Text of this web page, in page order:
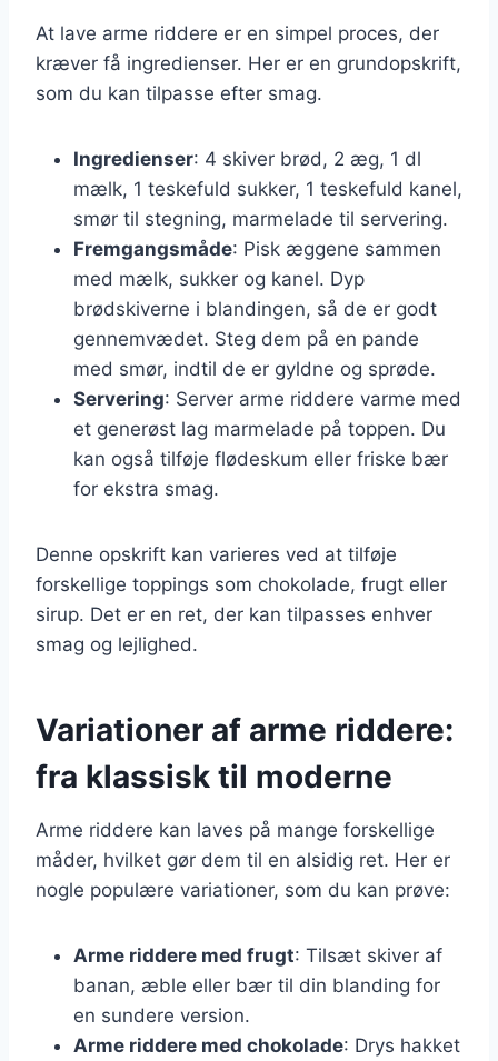
At lave arme riddere er en simpel proces, der
kræver få ingredienser. Her er en grundopskrift,
som du kan tilpasse efter smag.
Ingredienser: 4 skiver brød, 2 æg, 1 dl
mælk, 1 teskefuld sukker, 1 teskefuld kanel,
smør til stegning, marmelade til servering.
Fremgangsmåde: Pisk æggene sammen
med mælk, sukker og kanel. Dyp
brødskiverne i blandingen, så de er godt
gennemvædet. Steg dem på en pande
med smør, indtil de er gyldne og sprøde.
Servering: Server arme riddere varme med
et generøst lag marmelade på toppen. Du
kan også tilføje flødeskum eller friske bær
for ekstra smag.
Denne opskrift kan varieres ved at tilføje
forskellige toppings som chokolade, frugt eller
sirup. Det er en ret, der kan tilpasses enhver
smag og lejlighed.
Variationer af arme riddere:
fra klassisk til moderne
Arme riddere kan laves på mange forskellige
måder, hvilket gør dem til en alsidig ret. Her er
nogle populære variationer, som du kan prøve:
Arme riddere med frugt: Tilsæt skiver af
banan, æble eller bær til din blanding for
en sundere version.
Arme riddere med chokolade: Drys hakket